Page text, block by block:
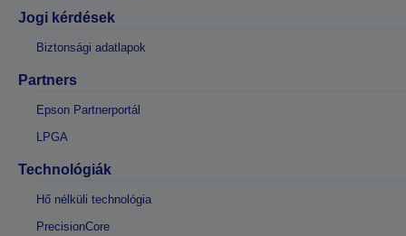
Jogi kérdések
Biztonsági adatlapok
Partners
Epson Partnerportál
LPGA
Technológiák
Hő nélküli technológia
PrecisionCore